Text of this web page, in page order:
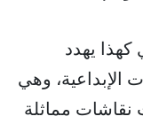
يهدد
الإبداعية، وهي
نقاشات مماثلة